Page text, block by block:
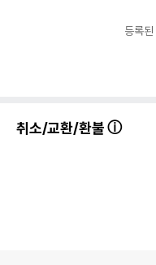
등록
취소/교환/환불